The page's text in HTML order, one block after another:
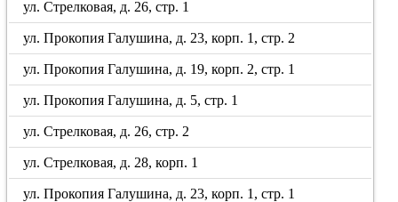
ул. Стрелковая, д. 26, стр. 1
ул. Прокопия Галушина, д. 23, корп. 1, стр. 2
ул. Прокопия Галушина, д. 19, корп. 2, стр. 1
ул. Прокопия Галушина, д. 5, стр. 1
ул. Стрелковая, д. 26, стр. 2
ул. Стрелковая, д. 28, корп. 1
ул. Прокопия Галушина, д. 23, корп. 1, стр. 1